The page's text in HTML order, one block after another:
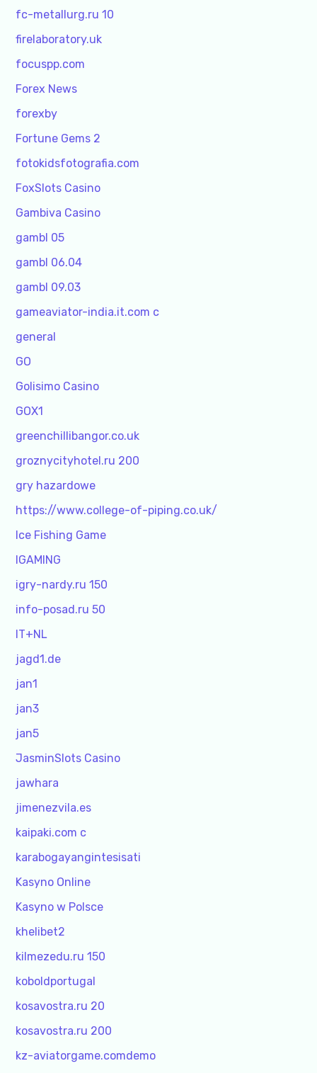
fc-metallurg.ru 10
firelaboratory.uk
focuspp.com
Forex News
forexby
Fortune Gems 2
fotokidsfotografia.com
FoxSlots Casino
Gambiva Casino
gambl 05
gambl 06.04
gambl 09.03
gameaviator-india.it.com c
general
GO
Golisimo Casino
GOX1
greenchillibangor.co.uk
groznycityhotel.ru 200
gry hazardowe
https://www.college-of-piping.co.uk/
Ice Fishing Game
IGAMING
igry-nardy.ru 150
info-posad.ru 50
IT+NL
jagd1.de
jan1
jan3
jan5
JasminSlots Casino
jawhara
jimenezvila.es
kaipaki.com c
karabogayangintesisati
Kasyno Online
Kasyno w Polsce
khelibet2
kilmezedu.ru 150
koboldportugal
kosavostra.ru 20
kosavostra.ru 200
kz-aviatorgame.comdemo